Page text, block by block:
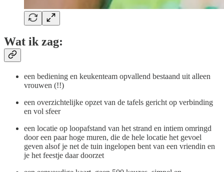
Wat ik zag:
een bediening en keukenteam opvallend bestaand uit alleen
vrouwen (!!)
een overzichtelijke opzet van de tafels gericht op verbinding
en vol sfeer
een locatie op loopafstand van het strand en intiem omringd
door een paar hoge muren, die de hele locatie het gevoel
geven alsof je net de tuin ingelopen bent van een vriendin en
je het feestje daar doorzet